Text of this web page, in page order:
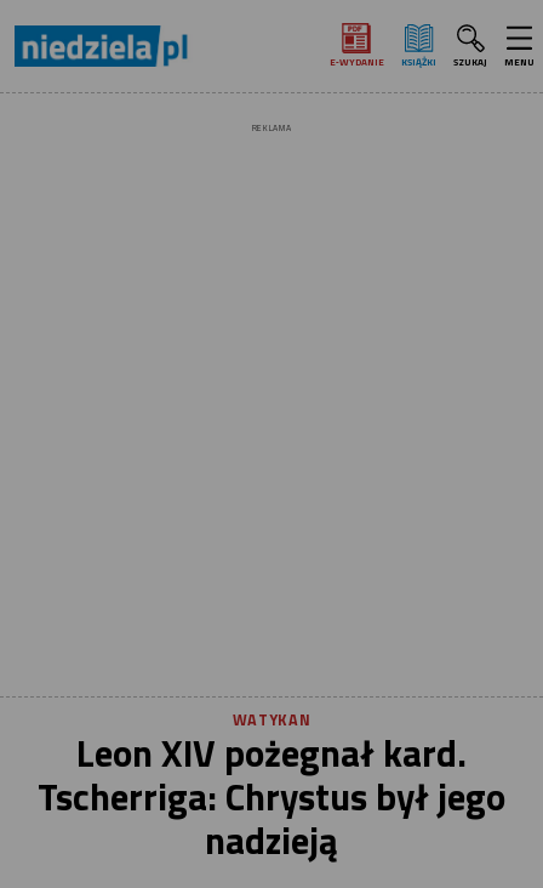
E‑WYDANIE KSIĄŻKI SZUKAJ MENU
REKLAMA
WATYKAN
Leon XIV pożegnał kard.
Tscherriga: Chrystus był jego
nadzieją